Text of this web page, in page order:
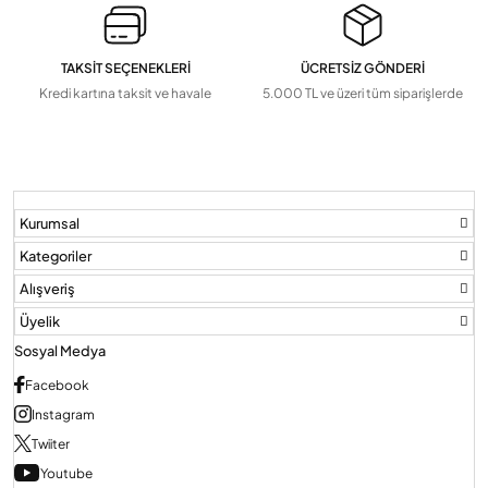
TAKSİT SEÇENEKLERİ
Kredi kartına taksit ve havale
ÜCRETSİZ GÖNDERİ
5.000 TL ve üzeri tüm siparişlerde
Kurumsal
Kategoriler
Alışveriş
Üyelik
Sosyal Medya
Facebook
Instagram
Twiiter
Youtube